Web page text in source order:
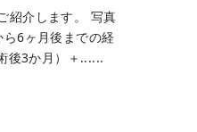
紹介します。 写真
6ヶ月後までの経
後3か月）＋......